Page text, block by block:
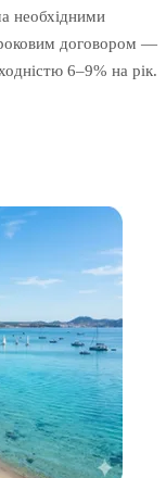
необхідними
договором —
6–9% на рік.